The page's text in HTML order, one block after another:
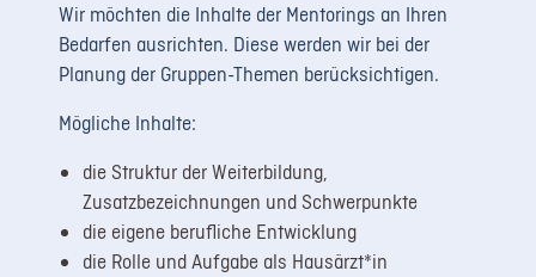
Wir möchten die Inhalte der Mentorings an Ihren
Bedarfen ausrichten. Diese werden wir bei der
Planung der Gruppen-Themen berücksichtigen.
Mögliche Inhalte:
die Struktur der Weiterbildung,
Zusatzbezeichnungen und Schwerpunkte
die eigene berufliche Entwicklung
die Rolle und Aufgabe als Hausärzt*in